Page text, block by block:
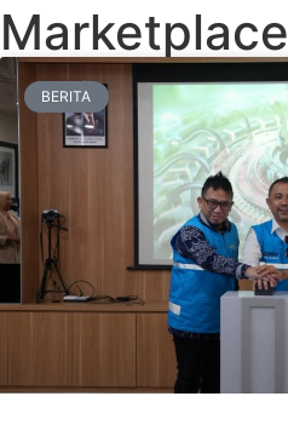
BERITA